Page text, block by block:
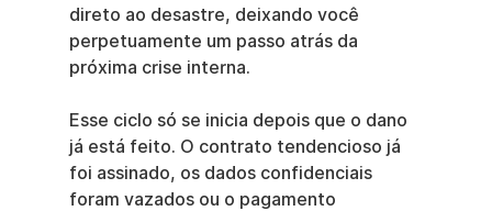
direto ao desastre, deixando você
perpetuamente um passo atrás da
próxima crise interna.
Esse ciclo só se inicia depois que o dano
já está feito. O contrato tendencioso já
foi assinado, os dados confidenciais
foram vazados ou o pagamento